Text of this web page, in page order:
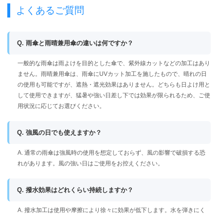
よくあるご質問
Q. 雨傘と雨晴兼用傘の違いは何ですか？
一般的な雨傘は雨よけを目的とした傘で、紫外線カットなどの加工はあり
ません。雨晴兼用傘は、雨傘にUVカット加工を施したもので、晴れの日
の使用も可能ですが、遮熱・遮光効果はありません。どちらも日よけ用と
して使用できますが、猛暑や強い日差し下では効果が限られるため、ご使
用状況に応じてお選びください。
Q. 強風の日でも使えますか？
A. 通常の雨傘は強風時の使用を想定しておらず、風の影響で破損する恐
れがあります。風の強い日はご使用をお控えください。
Q. 撥水効果はどれくらい持続しますか？
A. 撥水加工は使用や摩擦により徐々に効果が低下します。水を弾きにく